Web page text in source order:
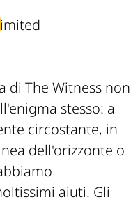
di The Witness non
stesso: a
circostante, in
dell'orizzonte o
aiuti. Gli